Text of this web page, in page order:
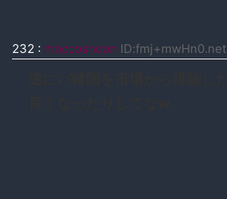
232 : moccosnoon ID:fmj+mwHn0.net